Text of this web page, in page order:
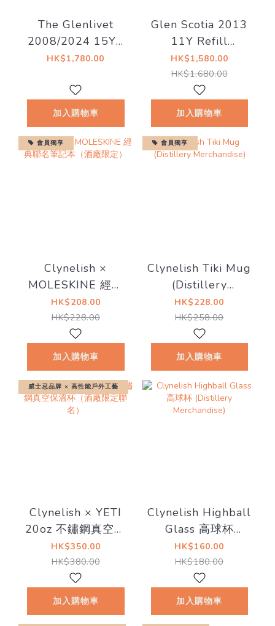
The Glenlivet
2008/2024 15YO
62.1% - The
Collection (200
Year Anniversary
Edition)
HK$1,780.00
加入購物車
Glen Scotia 2013
11Y Refill
Demerara Rum
Finish 20/329-15
57.0%
HK$1,580.00
HK$1,680.00
加入購物車
會員獨享
Clynelish ×
MOLESKINE 經典
聯名筆記本（酒廠
限定）
HK$208.00
HK$228.00
加入購物車
會員獨享
Clynelish Tiki Mug
(Distillery
Merchandise)
HK$228.00
HK$258.00
加入購物車
威士忌品牌 × 高性能戶外工藝
Clynelish × YETI
20oz 不鏽鋼真空保
溫杯（酒廠限定聯
名）
HK$350.00
HK$380.00
加入購物車
Clynelish Highball
Glass 高球杯
(Distillery
Merchandise)
HK$160.00
HK$180.00
加入購物車